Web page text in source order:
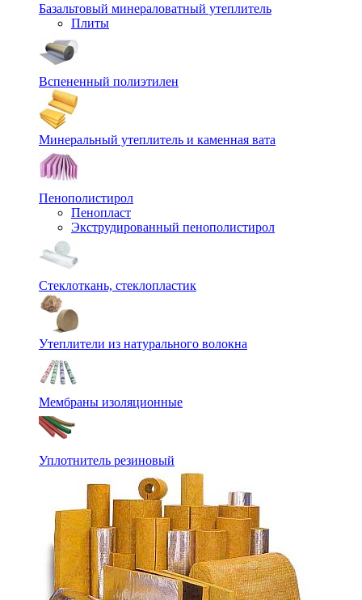
Базальтовый минераловатный утеплитель
Плиты
Вспененный полиэтилен
Минеральный утеплитель и каменная вата
Пенополистирол
Пенопласт
Экструдированный пенополистирол
Стеклоткань, стеклопластик
Утеплители из натурального волокна
Мембраны изоляционные
Уплотнитель резиновый